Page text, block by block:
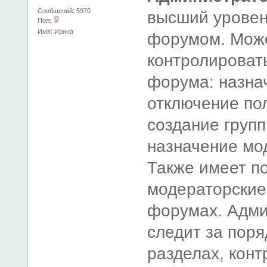
Сообщений: 5970
Пол:
Имя: Ирина
высший
форумом.
форума:
отключение
создание
назначение
Также имеет
форумах.
следит за
разделах,